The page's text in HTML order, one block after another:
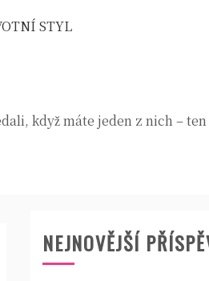
STYL
když máte jeden z nich – ten
NEJNOVĚJŠÍ